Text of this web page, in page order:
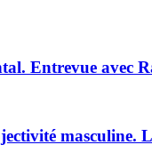
Entrevue